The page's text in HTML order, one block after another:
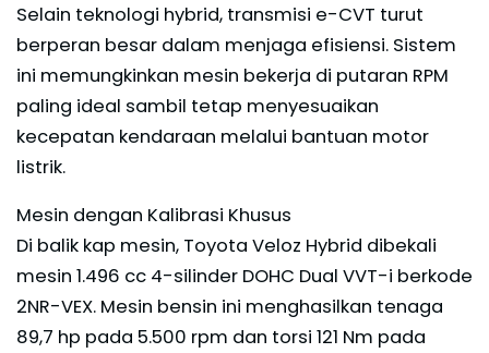
Selain teknologi hybrid, transmisi e-CVT turut
berperan besar dalam menjaga efisiensi. Sistem
ini memungkinkan mesin bekerja di putaran RPM
paling ideal sambil tetap menyesuaikan
kecepatan kendaraan melalui bantuan motor
listrik.
Mesin dengan Kalibrasi Khusus
Di balik kap mesin, Toyota Veloz Hybrid dibekali
mesin 1.496 cc 4-silinder DOHC Dual VVT-i berkode
2NR-VEX. Mesin bensin ini menghasilkan tenaga
89,7 hp pada 5.500 rpm dan torsi 121 Nm pada